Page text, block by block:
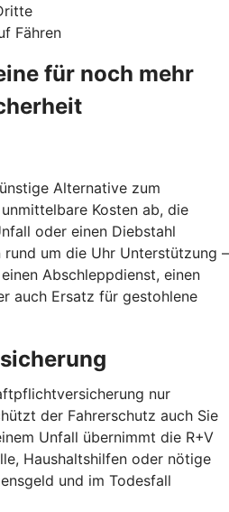
Fähren
für noch mehr
Alternative zum
Kosten ab, die
oder einen Diebstahl
um die Uhr Unterstützung –
Abschleppdienst, einen
auch Ersatz für gestohlene
nur
der Fahrerschutz auch Sie
Unfall übernimmt die R+V
Haushaltshilfen oder nötige
und im Todesfall